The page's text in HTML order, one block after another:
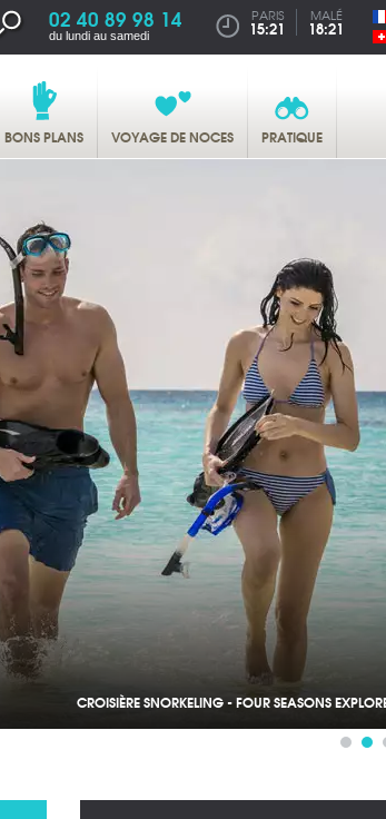
02 40 89 98 14
du lundi au samedi
PARIS
15:21
MALÉ
18:21
BONS PLANS VOYAGE DE NOCES PRATIQUE
CROISIÈRE SNORKELING - FOUR SEASONS